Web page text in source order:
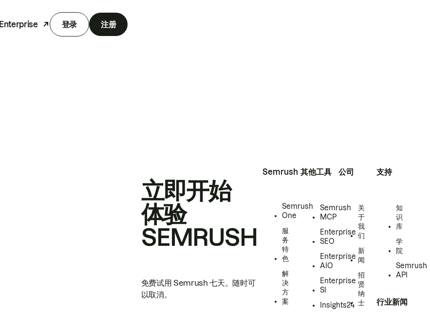
Enterprise 登录 注册
立即开始
体验
SEMRUSH
免费试用 Semrush 七天。随时可
以取消。
Semrush
Semrush
One
服
务
特
色
解
决
方
案
其他工具
Semrush
MCP
Enterprise
SEO
Enterprise
AIO
Enterprise
SI
Insights24
公司
关
于
我
们
新
闻
招
贤
纳
士
支持
知
识
库
学
院
Semrush
API
行业新闻